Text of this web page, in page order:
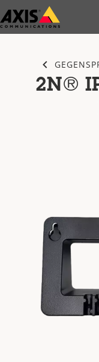
Zum
Hauptinhalt
2N®